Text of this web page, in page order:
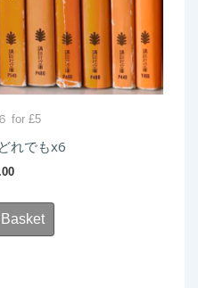
for £5
れでもx6